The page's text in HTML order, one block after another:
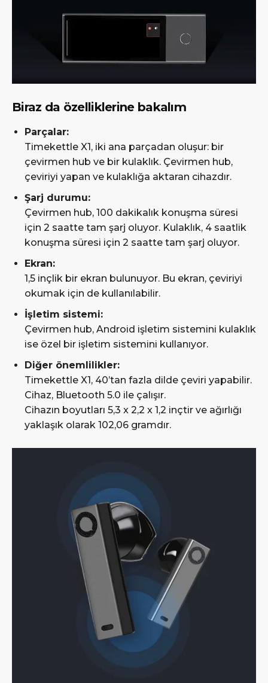
Biraz da özelliklerine bakalım
Parçalar:
Timekettle X1, iki ana parçadan oluşur: bir
çevirmen hub ve bir kulaklık. Çevirmen hub,
çeviriyi yapan ve kulaklığa aktaran cihazdır.
Şarj durumu:
Çevirmen hub, 100 dakikalık konuşma süresi
için 2 saatte tam şarj oluyor. Kulaklık, 4 saatlik
konuşma süresi için 2 saatte tam şarj oluyor.
Ekran:
1,5 inçlik bir ekran bulunuyor. Bu ekran, çeviriyi
okumak için de kullanılabilir.
İşletim sistemi:
Çevirmen hub, Android işletim sistemini kulaklık
ise özel bir işletim sistemini kullanıyor.
Diğer önemlilikler:
Timekettle X1, 40’tan fazla dilde çeviri yapabilir.
Cihaz, Bluetooth 5.0 ile çalışır.
Cihazın boyutları 5,3 x 2,2 x 1,2 inçtir ve ağırlığı
yaklaşık olarak 102,06 gramdır.